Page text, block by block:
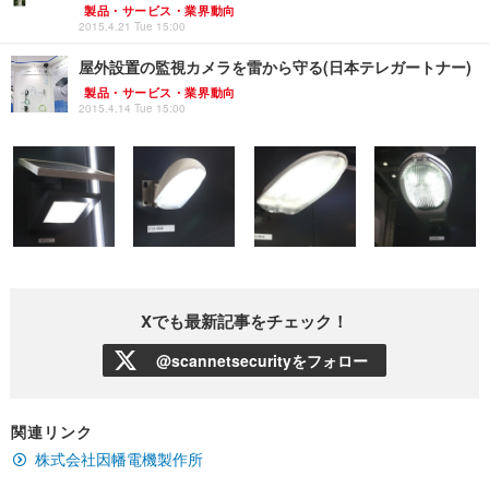
製品・サービス・業界動向
2015.4.21 Tue 15:00
屋外設置の監視カメラを雷から守る(日本テレガートナー)
製品・サービス・業界動向
2015.4.14 Tue 15:00
Xでも最新記事をチェック！
@scannetsecurityをフォロー
関連リンク
株式会社因幡電機製作所